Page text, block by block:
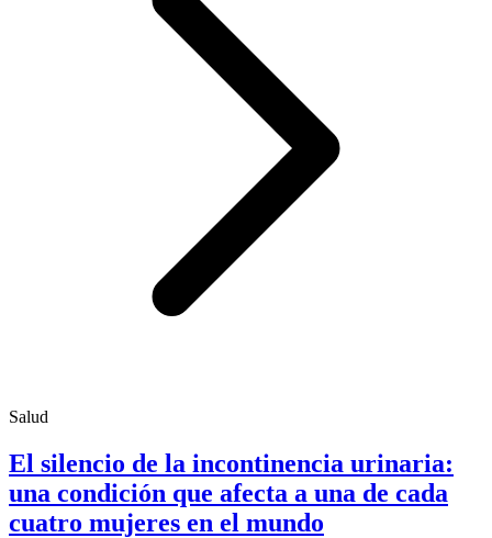
Salud
El silencio de la incontinencia urinaria:
una condición que afecta a una de cada
cuatro mujeres en el mundo